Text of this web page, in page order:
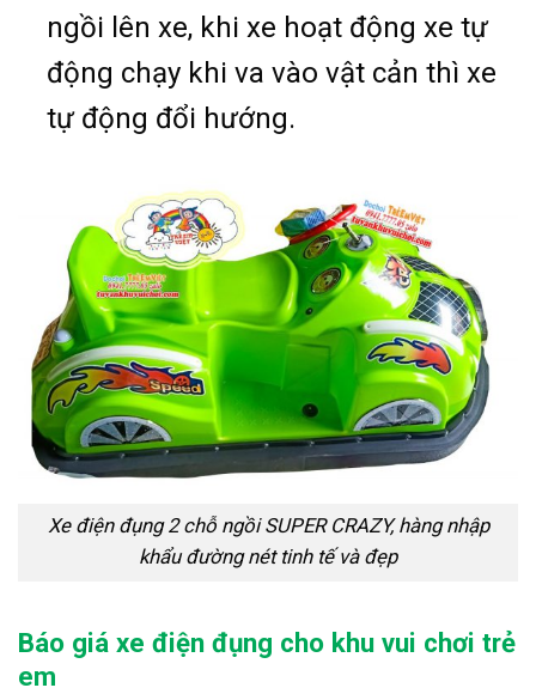
ngồi lên xe, khi xe hoạt động xe tự
động chạy khi va vào vật cản thì xe
tự động đổi hướng.
Xe điện đụng 2 chỗ ngồi SUPER CRAZY, hàng nhập
khẩu đường nét tinh tế và đẹp
Báo giá xe điện đụng cho khu vui chơi trẻ
em